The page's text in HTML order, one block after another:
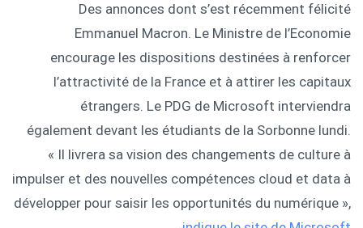
Des annonces dont s’est récemment félicité
Emmanuel Macron. Le Ministre de l’Economie
encourage les dispositions destinées à renforcer
l’attractivité de la France et à attirer les capitaux
étrangers. Le PDG de Microsoft interviendra
également devant les étudiants de la Sorbonne lundi.
« Il livrera sa vision des changements de culture à
impulser et des nouvelles compétences cloud et data à
développer pour saisir les opportunités du numérique »,